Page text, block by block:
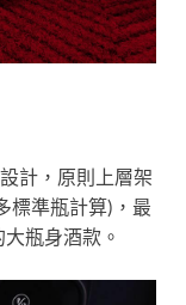
計，原則上層架
標準瓶計算)，最
瓶身酒款。